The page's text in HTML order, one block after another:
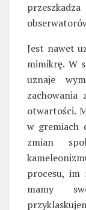
Jest nawet
mimikrę. W
uznaje
zachowania
otwartości.
w gremiach
zmian
procesu, im
mamy